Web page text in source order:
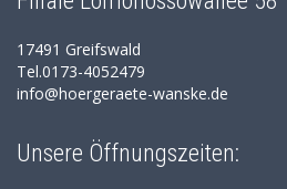
17491 Greifswald
Tel.0173-4052479
info@hoergeraete-wanske.de
Unsere Öffnungszeiten: